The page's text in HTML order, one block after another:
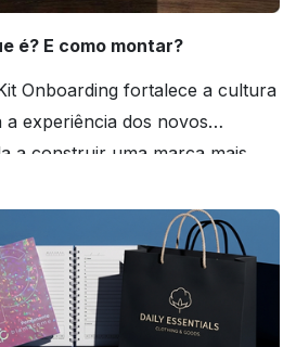
é? E como montar?
Onboarding fortalece a cultura
experiência dos novos
a construir uma marca mais